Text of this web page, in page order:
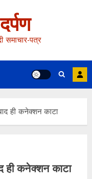
समाचार-पत्र
ही कनेक्शन काटा
ही कनेक्शन काटा